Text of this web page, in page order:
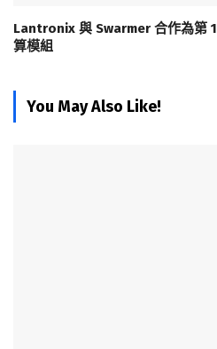
Lantronix 與 Swarmer 合作為第
算模組
You May Also Like!